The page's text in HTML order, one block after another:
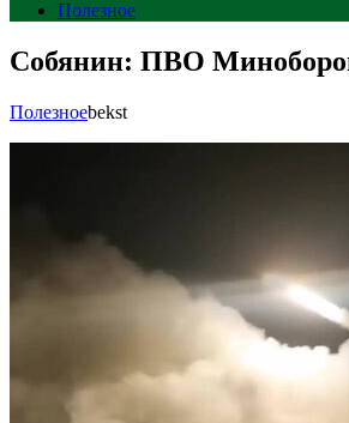
Полезное
Собянин: ПВО
Полезноеbekst